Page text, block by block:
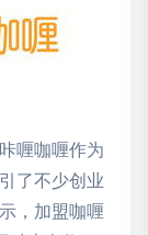
喱咖喱作为
了不少创业
，加盟咖喱